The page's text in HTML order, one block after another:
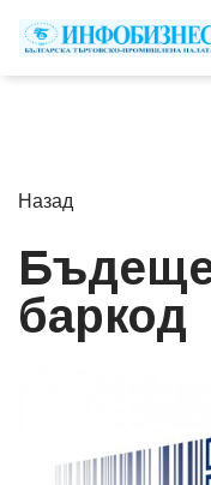
Назад
баркод